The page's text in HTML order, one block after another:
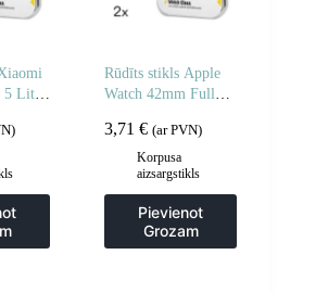
Lite
Rūdīts stikls Apple
Watch 42mm Full
3,71€ (ar PVN)
Korpusa
aizsargstikls
Pievienot
Grozam